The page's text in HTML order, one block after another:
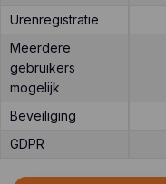
Urenregistratie
Meerdere
gebruikers
mogelijk
Beveiliging
GDPR